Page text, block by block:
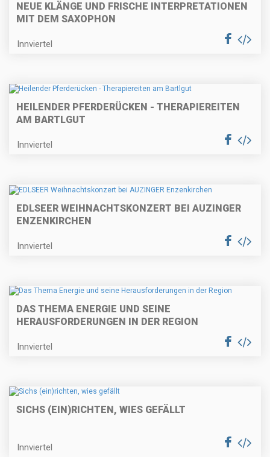
NEUE KLÄNGE UND FRISCHE INTERPRETATIONEN
MIT DEM SAXOPHON
Innviertel
HEILENDER PFERDERÜCKEN - THERAPIEREITEN
AM BARTLGUT
Innviertel
EDLSEER WEIHNACHTSKONZERT BEI AUZINGER
ENZENKIRCHEN
Innviertel
DAS THEMA ENERGIE UND SEINE
HERAUSFORDERUNGEN IN DER REGION
Innviertel
SICHS (EIN)RICHTEN, WIES GEFÄLLT
Innviertel